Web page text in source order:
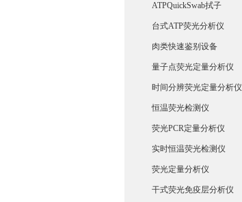
ATPQuickSwab拭子
台式ATP荧光分析仪
肉类快速鉴别设备
量子点荧光定量分析仪
时间分辨荧光定量分析仪
恒温荧光检测仪
荧光PCR定量分析仪
实时恒温荧光检测仪
荧光定量分析仪
干式荧光免疫层分析仪